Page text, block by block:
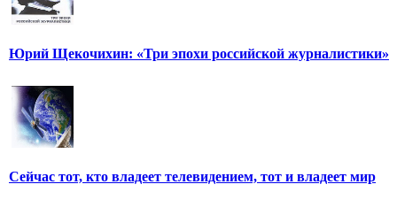
Юрий Щекочихин: «Три эпохи российской журналистики»
Сейчас тот, кто владеет телевидением, тот и владеет мир